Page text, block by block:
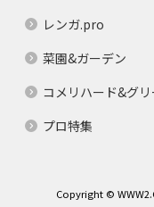
レンガ.pro
菜園&ガーデン
コメリハード&グリ
プロ特集
Copyright ©